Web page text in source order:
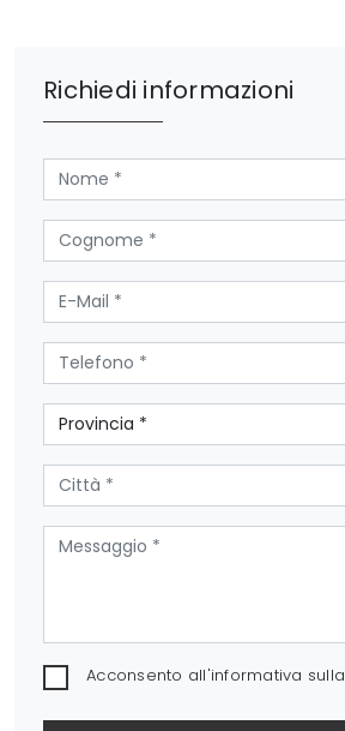
Richiedi informazioni
Acconsento all'informativa sulla